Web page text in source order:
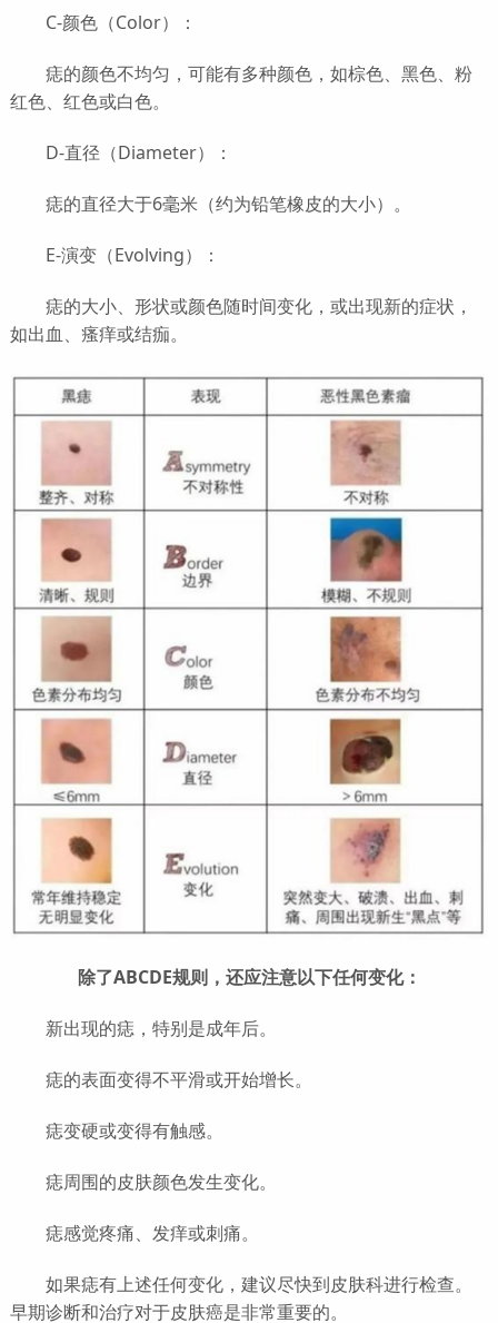
C-颜色（Color）：
痣的颜色不均匀，可能有多种颜色，如棕色、黑色、粉
红色、红色或白色。
D-直径（Diameter）：
痣的直径大于6毫米（约为铅笔橡皮的大小）。
E-演变（Evolving）：
痣的大小、形状或颜色随时间变化，或出现新的症状，
如出血、瘙痒或结痂。
除了ABCDE规则，还应注意以下任何变化：
新出现的痣，特别是成年后。
痣的表面变得不平滑或开始增长。
痣变硬或变得有触感。
痣周围的皮肤颜色发生变化。
痣感觉疼痛、发痒或刺痛。
如果痣有上述任何变化，建议尽快到皮肤科进行检查。
早期诊断和治疗对于皮肤癌是非常重要的。